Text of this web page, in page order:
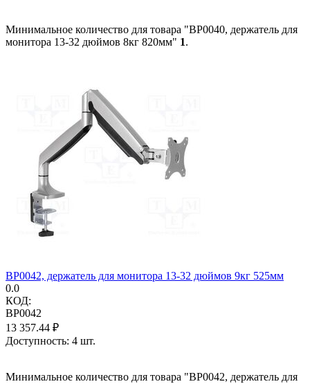
Минимальное количество для товара "BP0040, держатель для
монитора 13-32 дюймов 8кг 820мм" 1.
BP0042, держатель для монитора 13-32 дюймов 9кг 525мм
0.0
КОД:
BP0042
13 357.44 ₽
Доступность: 4 шт.
Минимальное количество для товара "BP0042, держатель для